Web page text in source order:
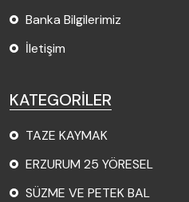
Banka Bilgilerimiz
İletişim
KATEGORİLER
TAZE KAYMAK
ERZURUM 25 YÖRESEL
SÜZME VE PETEK BAL